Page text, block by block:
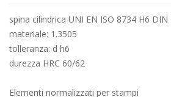
spina cilindrica UNI EN ISO 8734 H6
materiale: 1.3505
tolleranza: d h6
durezza HRC 60/62
Elementi normalizzati per stampi